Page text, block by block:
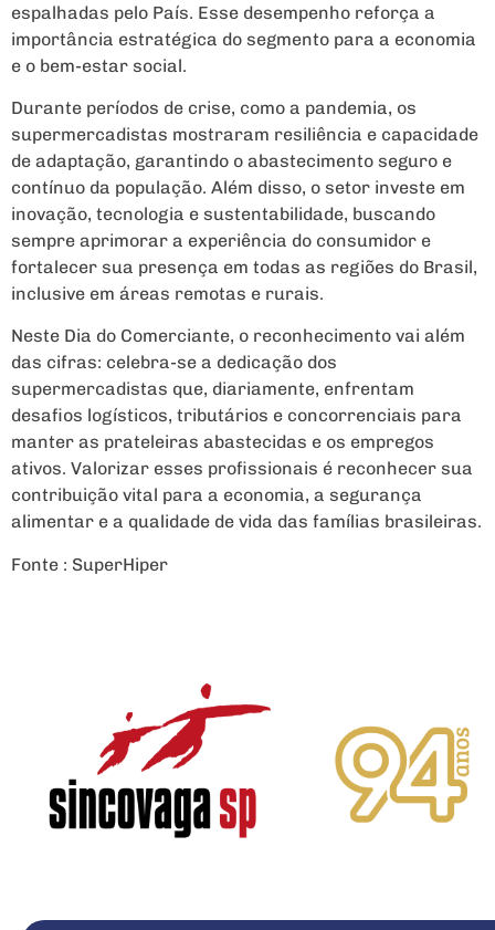
espalhadas pelo País. Esse desempenho reforça a
importância estratégica do segmento para a economia
e o bem-estar social.
Durante períodos de crise, como a pandemia, os
supermercadistas mostraram resiliência e capacidade
de adaptação, garantindo o abastecimento seguro e
contínuo da população. Além disso, o setor investe em
inovação, tecnologia e sustentabilidade, buscando
sempre aprimorar a experiência do consumidor e
fortalecer sua presença em todas as regiões do Brasil,
inclusive em áreas remotas e rurais.
Neste Dia do Comerciante, o reconhecimento vai além
das cifras: celebra-se a dedicação dos
supermercadistas que, diariamente, enfrentam
desafios logísticos, tributários e concorrenciais para
manter as prateleiras abastecidas e os empregos
ativos. Valorizar esses profissionais é reconhecer sua
contribuição vital para a economia, a segurança
alimentar e a qualidade de vida das famílias brasileiras.
Fonte : SuperHiper